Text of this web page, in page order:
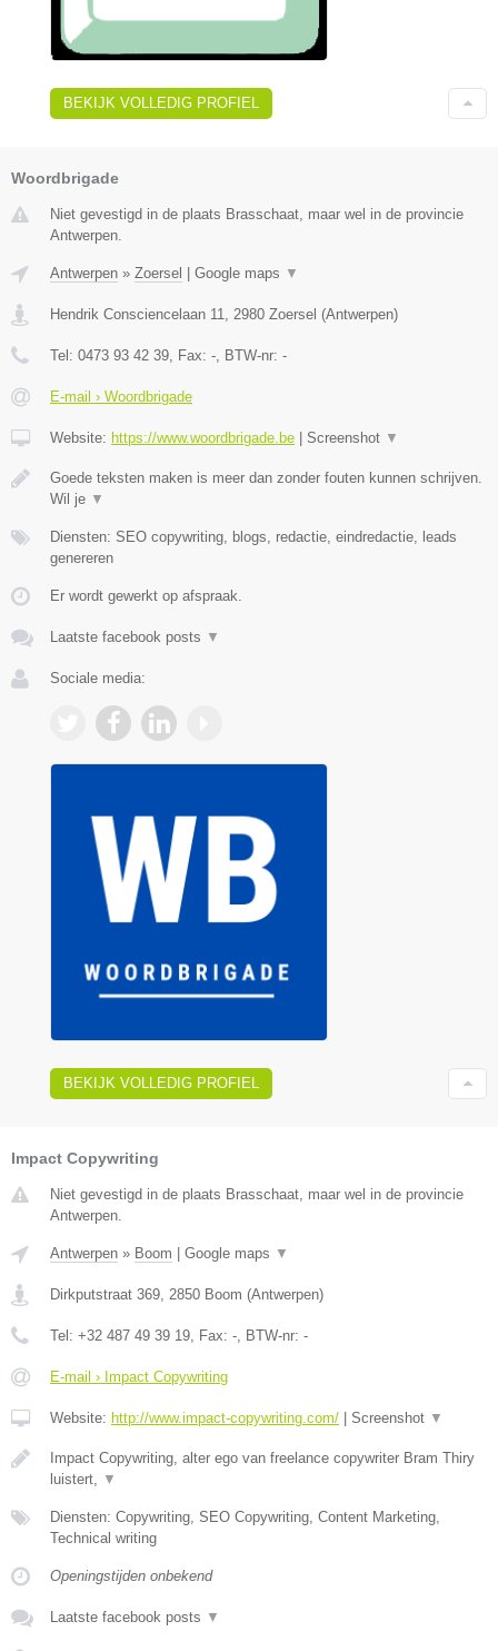
BEKIJK VOLLEDIG PROFIEL
Woordbrigade
Niet gevestigd in de plaats Brasschaat, maar wel in de provincie
Antwerpen.
Antwerpen » Zoersel | Google maps ▼
Hendrik Consciencelaan 11 2980 Zoersel (Antwerpen)
Tel: 0473 93 42 39 , Fax: - , BTW-nr: -
E-mail › Woordbrigade
Website: https://www.woordbrigade.be | Screenshot ▼
Goede teksten maken is meer dan zonder fouten kunnen schrijven.
Wil je ▼
Diensten: SEO copywriting, blogs, redactie, eindredactie, leads
genereren
Er wordt gewerkt op afspraak.
Laatste facebook posts ▼
Sociale media:
BEKIJK VOLLEDIG PROFIEL
Impact Copywriting
Niet gevestigd in de plaats Brasschaat, maar wel in de provincie
Antwerpen.
Antwerpen » Boom | Google maps ▼
Dirkputstraat 369 2850 Boom (Antwerpen)
Tel: +32 487 49 39 19 , Fax: - , BTW-nr: -
E-mail › Impact Copywriting
Website: http://www.impact-copywriting.com/ | Screenshot ▼
Impact Copywriting, alter ego van freelance copywriter Bram Thiry
luistert,
▼
Diensten: Copywriting, SEO Copywriting, Content Marketing,
Technical writing
Openingstijden onbekend
Laatste facebook posts ▼